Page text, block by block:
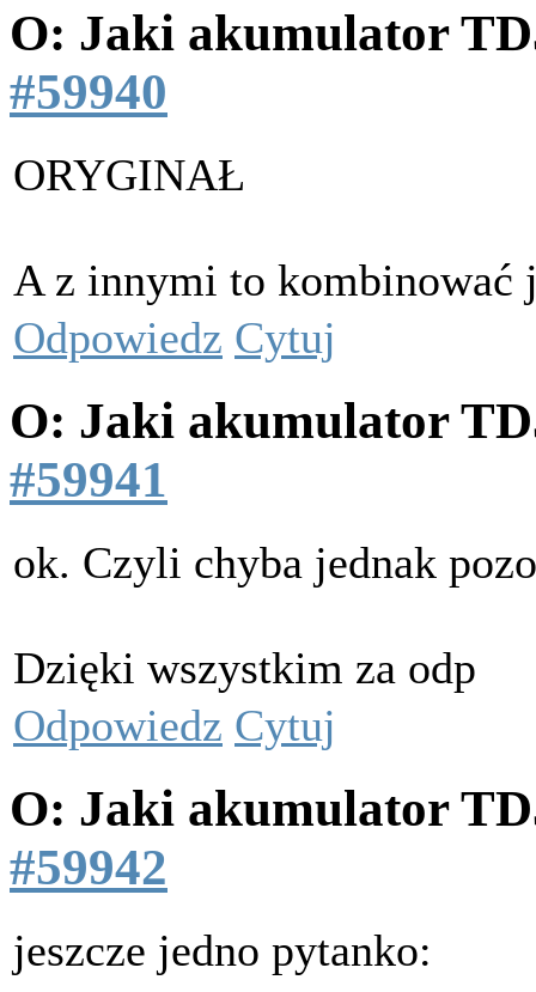
O: Jaki akumulator
#59940
ORYGINAŁ
A z innymi to kombinować
Odpowiedz Cytuj
O: Jaki akumulator
#59941
ok. Czyli chyba jednak
Dzięki wszystkim za odp
Odpowiedz Cytuj
O: Jaki akumulator
#59942
jeszcze jedno pytanko: